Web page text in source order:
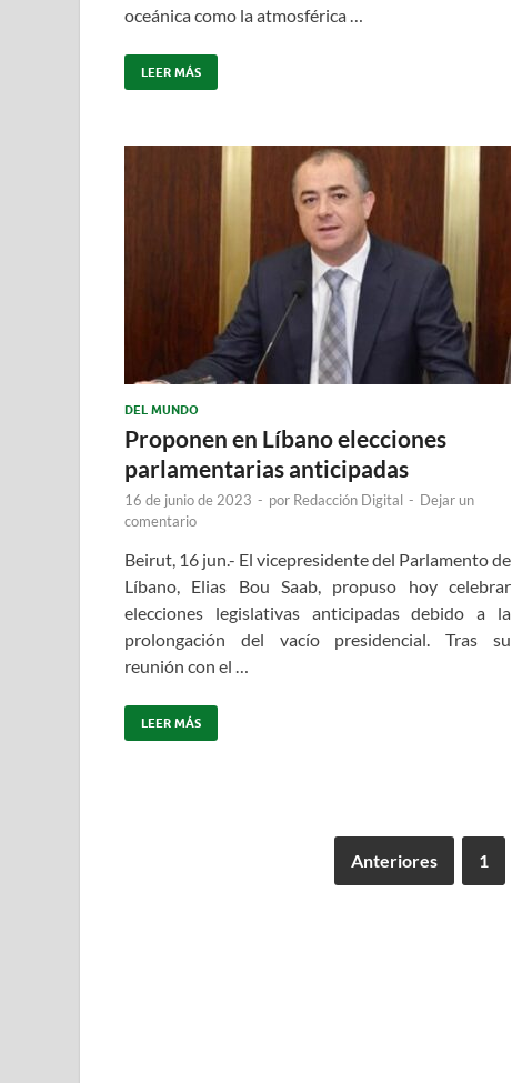
oceánica como la atmosférica …
LEER MÁS
DEL MUNDO
Proponen en Líbano elecciones
parlamentarias anticipadas
16 de junio de 2023 - por Redacción Digital - Dejar un
comentario
Beirut, 16 jun.- El vicepresidente del Parlamento de
Líbano, Elias Bou Saab, propuso hoy celebrar
elecciones legislativas anticipadas debido a la
prolongación del vacío presidencial. Tras su
reunión con el …
LEER MÁS
Anteriores 1